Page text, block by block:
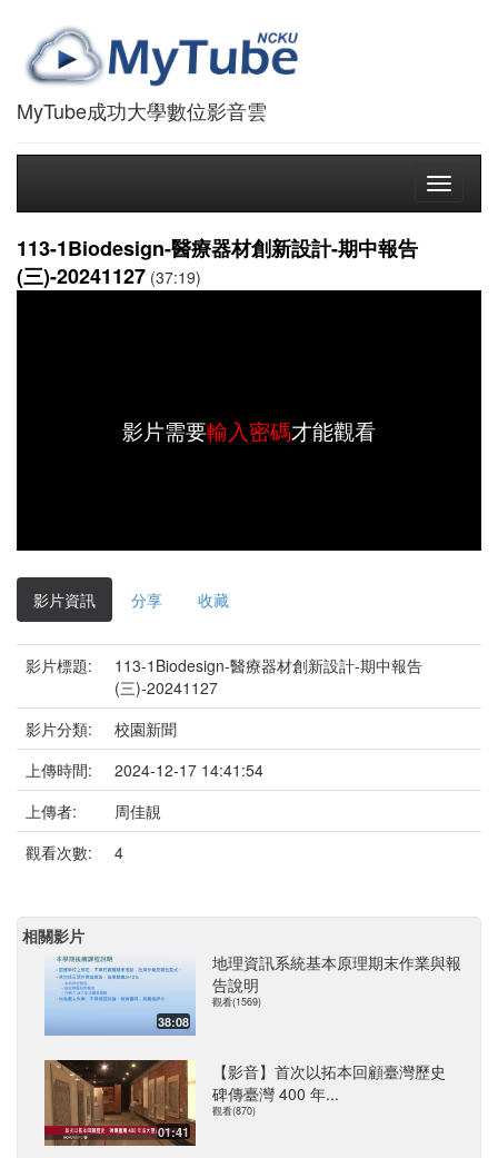
MyTube成功大學數位影音雲
Toggle
113-1Biodesign-醫療器材創新設計-期中報告
(三)-20241127 (37:19)
影片需要輸入密碼才能觀看
影片資訊 分享 收藏
影片標題:
113-1Biodesign-醫療器材創新設計-期中報告
(三)-20241127
影片分類:
校園新聞
上傳時間:
2024-12-17 14:41:54
上傳者:
周佳靚
觀看次數:
4
相關影片
38:08
地理資訊系統基本原理期末作業與報
告說明
觀看(1569)
01:41
【影音】首次以拓本回顧臺灣歷史
碑傳臺灣 400 年...
觀看(870)